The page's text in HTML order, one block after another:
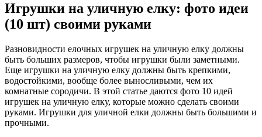
Игрушки на уличную елку: фото идеи
(10 шт) своими руками
Разновидности елочных игрушек на уличную елку должны
быть больших размеров, чтобы игрушки были заметными.
Еще игрушки на уличную елку должны быть крепкими,
водостойкими, вообще более выносливыми, чем их
комнатные сородичи. В этой статье даются фото 10 идей
игрушек на уличную елку, которые можно сделать своими
руками. Игрушки для уличной елки должны быть большими и
прочными.